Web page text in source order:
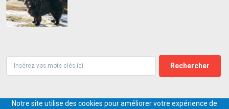
© 2018-2026,PETS.DIGITAL
Notre site utilise des cookies pour améliorer votre expérience de